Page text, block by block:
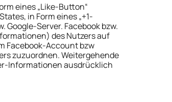
eines „Like-Button“
in Form eines „+1-
Server. Facebook bzw.
des Nutzers auf
Facebook-Account bzw
zuzuordnen. Weitergehende
Informationen ausdrücklich